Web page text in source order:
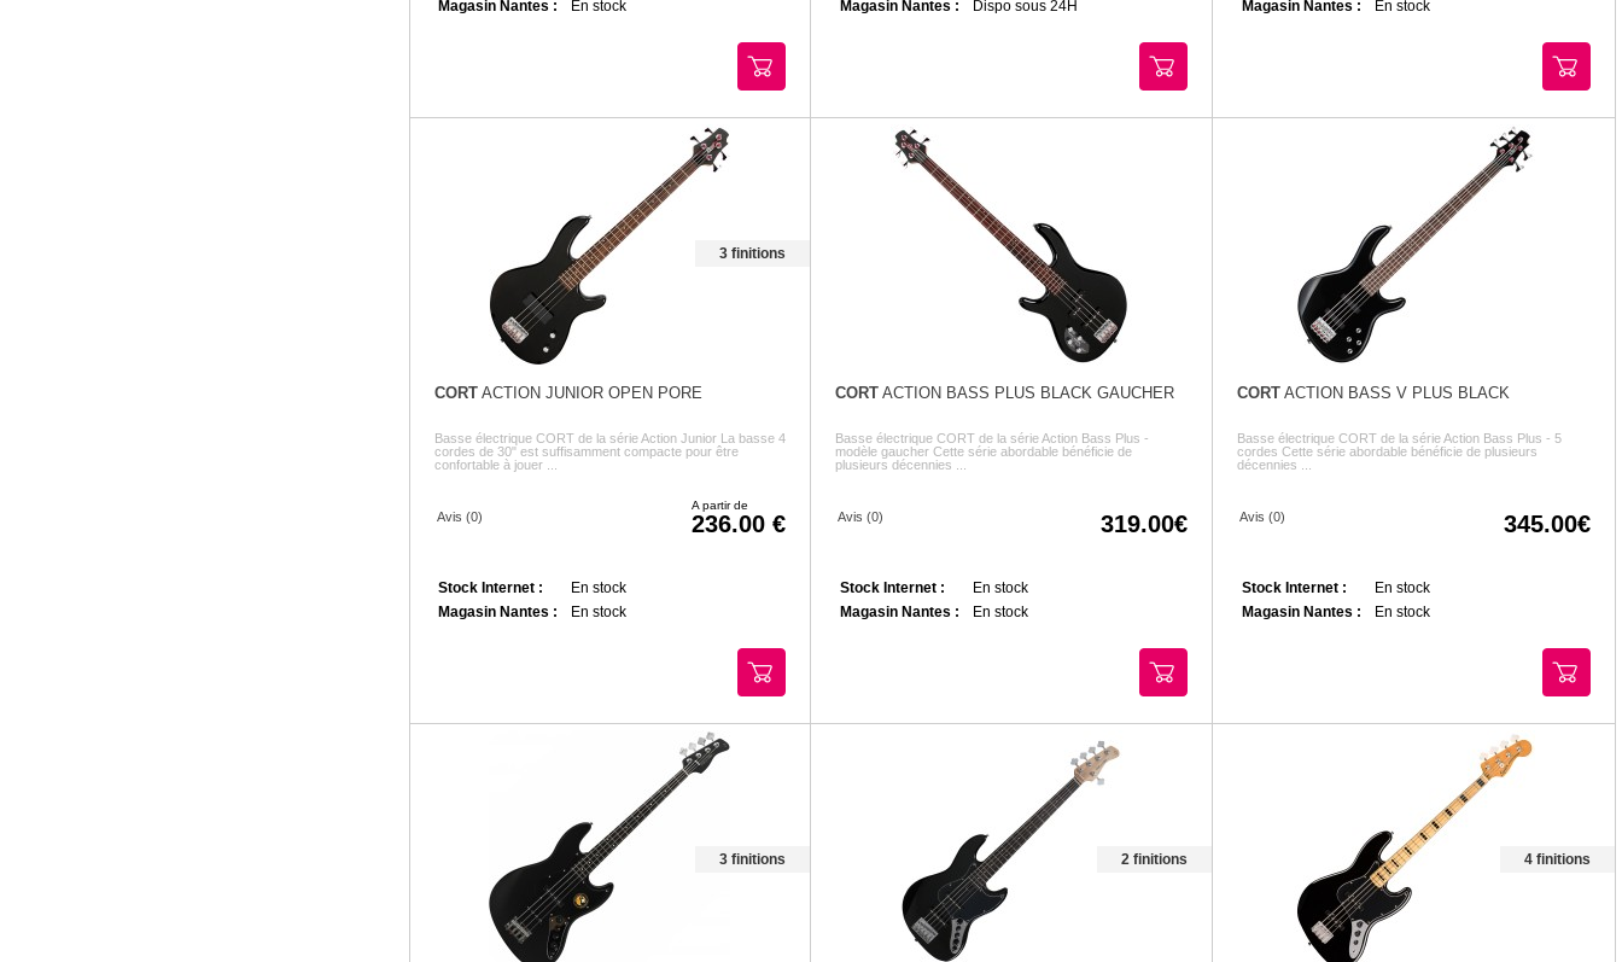
Magasin Nantes :
En stock
Magasin Nantes :
Dispo sous 24H
Magasin Nantes :
En stock
3 finitions
CORTACTION JUNIOR OPEN PORE
Basse électrique CORT de la série Action Junior La basse 4
cordes de 30" est suffisamment compacte pour être
confortable à jouer ...
Avis (0)
A partir de
236.00
Stock Internet :
En stock
Magasin Nantes :
En stock
CORTACTION BASS PLUS BLACK GAUCHER
Basse électrique CORT de la série Action Bass Plus -
modèle gaucher Cette série abordable bénéficie de
plusieurs décennies ...
Avis (0) 319.00
Stock Internet :
En stock
Magasin Nantes :
En stock
CORT ACTION BASS V PLUS BLACK
Basse électrique CORT de la série Action Bass Plus - 5
cordes Cette série abordable bénéficie de plusieurs
décennies ...
Avis (0) 345.00
Stock Internet :
En stock
Magasin Nantes :
En stock
3 finitions 2 finitions 4 finitions